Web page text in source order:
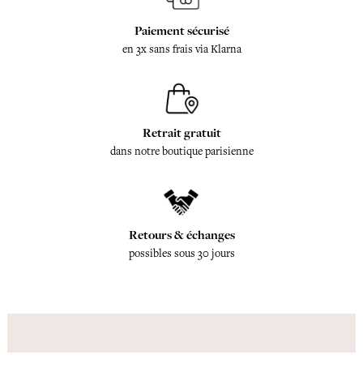
Paiement sécurisé
en 3x sans frais via Klarna
Retrait gratuit
dans notre boutique parisienne
Retours & échanges
possibles sous 30 jours